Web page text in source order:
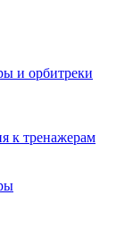
и орбитреки
к тренажерам